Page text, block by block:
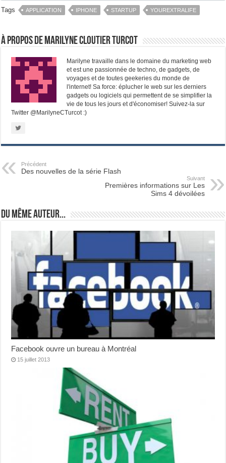
Tags APPLICATION IPHONE STARTUP YOUREXTRALIFE
À propos de Marilyne Cloutier Turcot
Marilyne travaille dans le domaine du marketing web
et est une passionnée de techno, de gadgets, de
voyages et de toutes geekeries du monde de
l'internet! Sa force: éplucher le web sur les derniers
gadgets ou logiciels qui permettent de se simplifier la
vie de tous les jours et d'économiser! Suivez-la sur
Twitter @MarilyneCTurcot :)
Précédent
Des nouvelles de la série Flash
Suivant
Premières informations sur Les
Sims 4 dévoilées
Du même auteur...
Facebook ouvre un bureau à Montréal
15 juillet 2013